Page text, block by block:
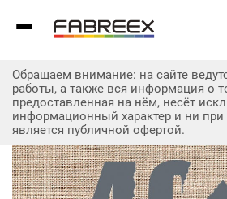
Обращаем внимание: на сайте
работы, а также вся информация о
предоставленная на нём, несёт
информационный характер и ни при
является публичной офертой.